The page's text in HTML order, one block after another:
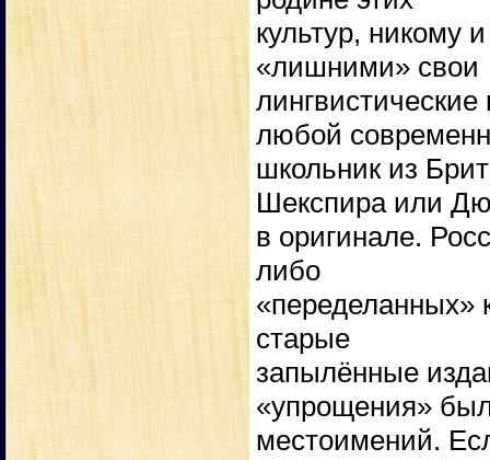
культур, никому
«лишними» свои
любой
школьник из
Шекспира или
в оригинале.
либо
«переделанных»
старые
запылённые
«упрощения»
местоимений.